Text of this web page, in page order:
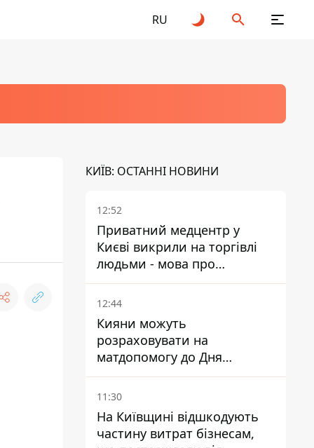
RU
КИЇВ: ОСТАННІ НОВИНИ
12:52
Приватний медцентр у
Києві викрили на торгівлі
людьми - мова про
сурогатне материнство
12:44
Кияни можуть
розраховувати на
матдопомогу до Дня
незалежності - кому її
дадуть
11:30
На Київщині відшкодують
частину витрат бізнесам,